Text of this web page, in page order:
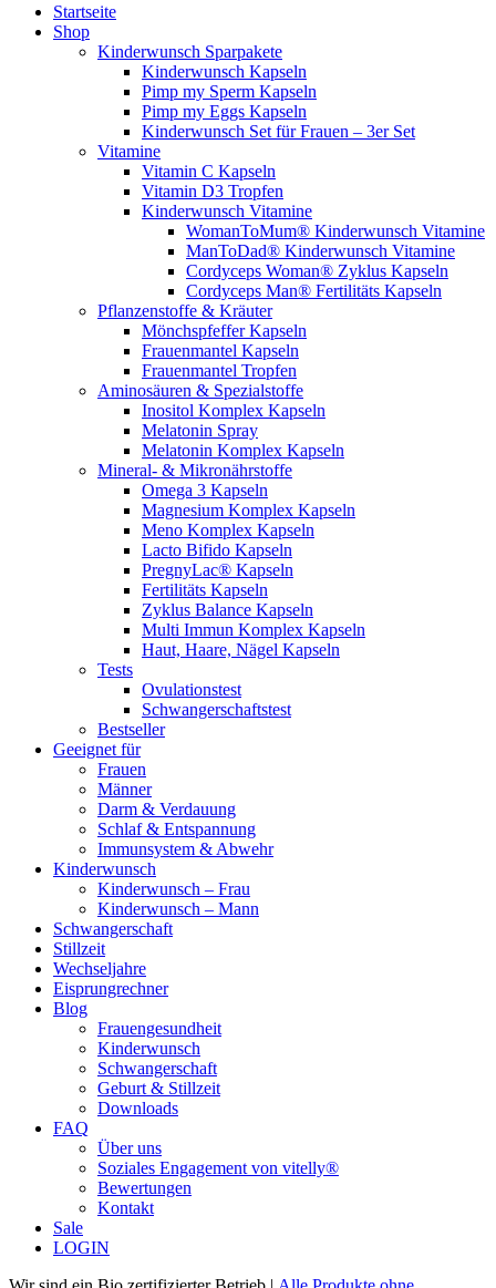
Startseite
Shop
Kinderwunsch Sparpakete
Kinderwunsch Kapseln
Pimp my Sperm Kapseln
Pimp my Eggs Kapseln
Kinderwunsch Set für Frauen – 3er Set
Vitamine
Vitamin C Kapseln
Vitamin D3 Tropfen
Kinderwunsch Vitamine
WomanToMum® Kinderwunsch Vitamine
ManToDad® Kinderwunsch Vitamine
Cordyceps Woman® Zyklus Kapseln
Cordyceps Man® Fertilitäts Kapseln
Pflanzenstoffe & Kräuter
Mönchspfeffer Kapseln
Frauenmantel Kapseln
Frauenmantel Tropfen
Aminosäuren & Spezialstoffe
Inositol Komplex Kapseln
Melatonin Spray
Melatonin Komplex Kapseln
Mineral- & Mikronährstoffe
Omega 3 Kapseln
Magnesium Komplex Kapseln
Meno Komplex Kapseln
Lacto Bifido Kapseln
PregnyLac® Kapseln
Fertilitäts Kapseln
Zyklus Balance Kapseln
Multi Immun Komplex Kapseln
Haut, Haare, Nägel Kapseln
Tests
Ovulationstest
Schwangerschaftstest
Bestseller
Geeignet für
Frauen
Männer
Darm & Verdauung
Schlaf & Entspannung
Immunsystem & Abwehr
Kinderwunsch
Kinderwunsch – Frau
Kinderwunsch – Mann
Schwangerschaft
Stillzeit
Wechseljahre
Eisprungrechner
Blog
Frauengesundheit
Kinderwunsch
Schwangerschaft
Geburt & Stillzeit
Downloads
FAQ
Über uns
Soziales Engagement von vitelly®
Bewertungen
Kontakt
Sale
LOGIN